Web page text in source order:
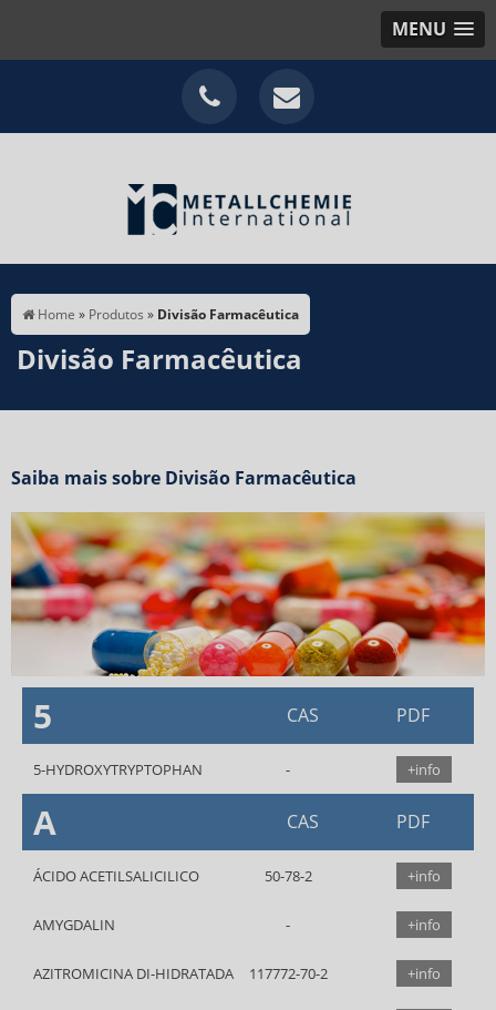
MENU
Home » Produtos » Divisão Farmacêutica
Divisão Farmacêutica
Saiba mais sobre Divisão Farmacêutica
5 CAS PDF
5-HYDROXYTRYPTOPHAN +info
A CAS PDF
ÁCIDO ACETILSALICILICO 50-78-2 +info
AMYGDALIN +info
AZITROMICINA DI-HIDRATADA 117772-70-2 +info